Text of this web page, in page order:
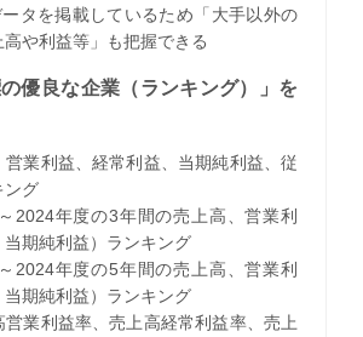
タを掲載しているため「大手以外の
や利益等」も把握できる
優良な企業（ランキング）」を
営業利益、経常利益、当期純利益、従
ング
2024年度の3年間の売上高、営業利
期純利益）ランキング
2024年度の5年間の売上高、営業利
期純利益）ランキング
営業利益率、売上高経常利益率、売上